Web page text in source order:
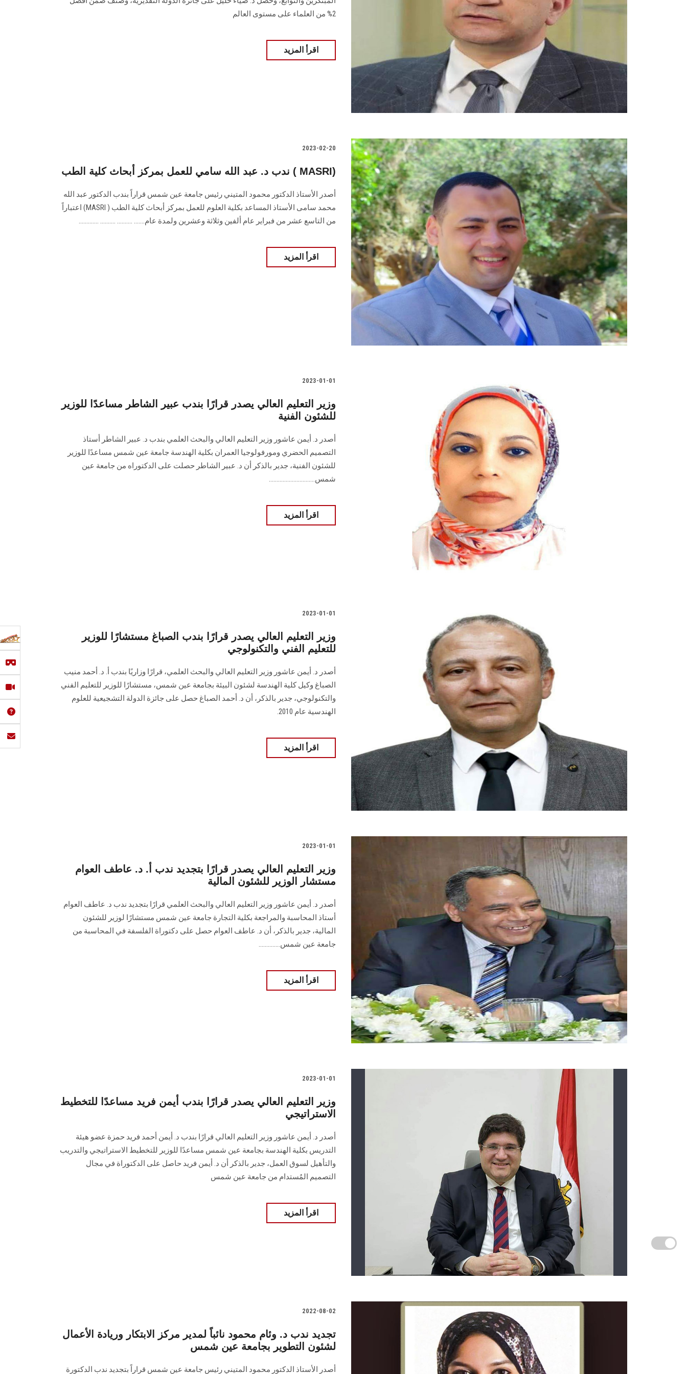
2% من العلماء على مستوى العالم
اقرأ المزيد
2023-02-20
ندب د. عبد الله سامي للعمل بمركز أبحاث كلية الطب ( MASRI)
أصدر الأستاذ الدكتور محمود المتيني رئيس جامعة عين شمس قراراً بندب الدكتور عبد الله
محمد سامى الأستاذ المساعد بكلية العلوم للعمل بمركز أبحاث كلية الطب ( MASRI) اعتباراً
من التاسع عشر من فبراير عام ألفين وثلاثة وعشرين ولمدة عام....... .......... .......... .............
اقرأ المزيد
2023-01-01
وزير التعليم العالي يصدر قرارًا بندب عبير الشاطر مساعدًا للوزير
للشئون الفنية
أصدر د. أيمن عاشور وزير التعليم العالي والبحث العلمي بندب د. عبير الشاطر أستاذ
التصميم الحضري ومورفولوجيا العمران بكلية الهندسة جامعة عين شمس مساعدًا للوزير
للشئون الفنية، جدير بالذكر أن د. عبير الشاطر حصلت على الدكتوراه من جامعة عين
شمس..............................
اقرأ المزيد
2023-01-01
وزير التعليم العالي يصدر قرارًا بندب الصباغ مستشارًا للوزير
للتعليم الفني والتكنولوجي
أصدر د. أيمن عاشور وزير التعليم العالي والبحث العلمي، قرارًا وزاريًا بندب أ. د. أحمد منيب
الصباغ وكيل كلية الهندسة لشئون البيئة بجامعة عين شمس، مستشارًا للوزير للتعليم الفني
والتكنولوجي، جدير بالذكر، أن د. أحمد الصباغ حصل على جائزة الدولة التشجيعية للعلوم
الهندسية عام 2010.
اقرأ المزيد
2023-01-01
وزير التعليم العالي يصدر قرارًا بتجديد ندب أ. د. عاطف العوام
مستشار الوزير للشئون المالية
أصدر د. أيمن عاشور وزير التعليم العالي والبحث العلمي قرارًا بتجديد ندب د. عاطف العوام
أستاذ المحاسبة والمراجعة بكلية التجارة جامعة عين شمس مستشارًا لوزير للشئون
المالية، جدير بالذكر، أن د. عاطف العوام حصل على دكتوراة الفلسفة في المحاسبة من
جامعة عين شمس..............
اقرأ المزيد
2023-01-01
وزير التعليم العالي يصدر قرارًا بندب أيمن فريد مساعدًا للتخطيط
الاستراتيجي
أصدر د. أيمن عاشور وزير التعليم العالي قرارًا بندب د. أيمن أحمد فريد حمزة عضو هيئة
التدريس بكلية الهندسة بجامعة عين شمس مساعدًا للوزير للتخطيط الاستراتيجي والتدريب
والتأهيل لسوق العمل، جدير بالذكر أن د. أيمن فريد حاصل على الدكتوراة في مجال
التصميم المُستدام من جامعة عين شمس
اقرأ المزيد
2022-08-02
تجديد ندب د. وئام محمود نائباً لمدير مركز الابتكار وريادة الأعمال
لشئون التطوير بجامعة عين شمس
أصدر الأستاذ الدكتور محمود المتيني رئيس جامعة عين شمس قراراً بتجديد ندب الدكتورة